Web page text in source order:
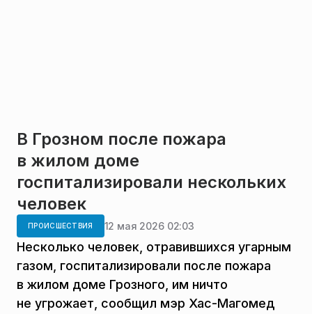
В Грозном после пожара
в жилом доме
госпитализировали нескольких
человек
ПРОИСШЕСТВИЯ 12 мая 2026 02:03
Несколько человек, отравившихся угарным
газом, госпитализировали после пожара
в жилом доме Грозного, им ничто
не угрожает, сообщил мэр Хас-Магомед